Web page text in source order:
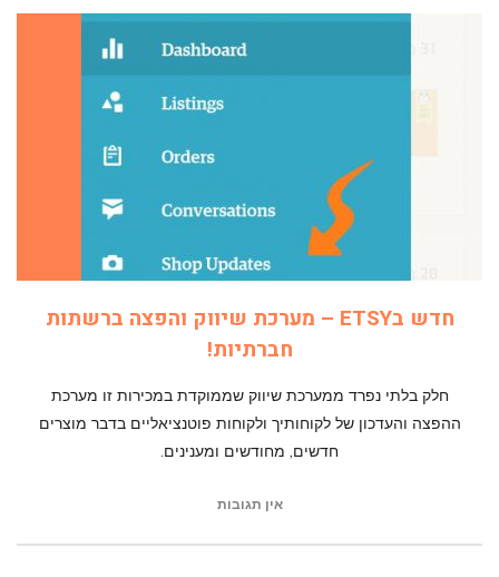
חדש בETSY – מערכת שיווק והפצה ברשתות
חברתיות!
חלק בלתי נפרד ממערכת שיווק שממוקדת במכירות זו מערכת
ההפצה והעדכון של לקוחותיך ולקוחות פוטנציאליים בדבר מוצרים
חדשים, מחודשים ומענינים.
אין תגובות